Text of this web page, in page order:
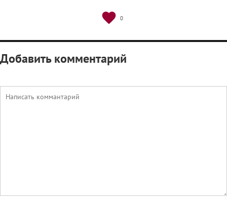
0
Добавить комментарий